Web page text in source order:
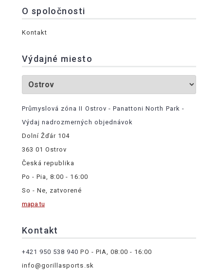
O spoločnosti
Kontakt
Výdajné miesto
Průmyslová zóna II Ostrov - Panattoni North Park -
Výdaj nadrozmerných objednávok
Dolní Žďár 104
363 01 Ostrov
Česká republika
Po - Pia, 8:00 - 16:00
So - Ne, zatvorené
mapa tu
Kontakt
+421 950 538 940 PO - PIA, 08:00 - 16:00
info@gorillasports.sk